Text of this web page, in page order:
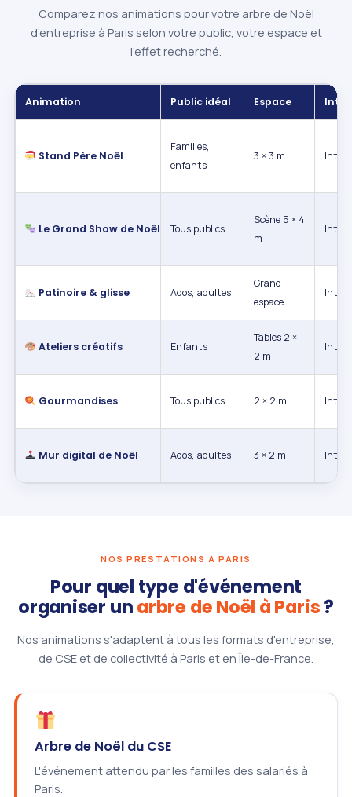
Comparez nos animations pour votre arbre de Noël
d’entreprise à Paris selon votre public, votre espace et
l’effet recherché.
Animation Public idéal Espace
Stand Père Noël
Familles,
enfants
3 × 3 m
Le Grand Show de Noël Tous publics
Scène 5 × 4
m
Patinoire & glisse Ados, adultes
Grand
espace
Int. /
Ateliers créatifs Enfants
Tables 2 ×
2 m
Gourmandises Tous publics 2 × 2 m Int. /
Mur digital de Noël Ados, adultes 3 × 2 m
NOS PRESTATIONS À PARIS
Pour quel type d'événement
organiser unarbre de Noël à Paris?
Nos animations s'adaptent à tous les formats d'entreprise,
de CSE et de collectivité à Paris et en Île-de-France.
Arbre de Noël du CSE
L'événement attendu par les familles des salariés à
Paris.